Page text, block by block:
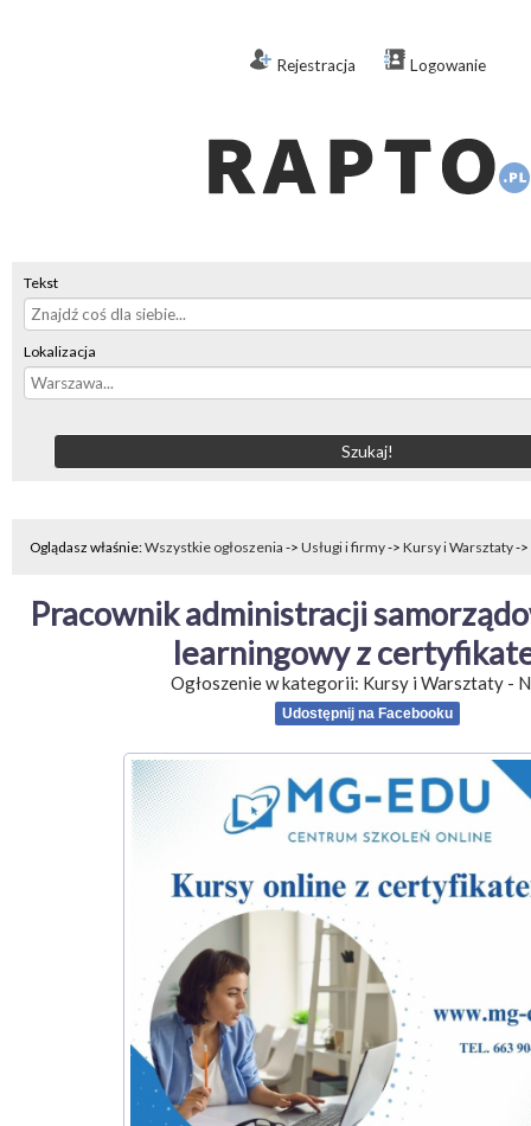
Rejestracja Logowanie
Tekst
Lokalizacja
Oglądasz właśnie:Wszystkie ogłoszenia -> Usługi i firmy-> Kursy i Warsztaty->
Pracownik administracji
learningowy z
Ogłoszenie w kategorii: Kursy i Warsztaty -
Udostępnij na Facebooku